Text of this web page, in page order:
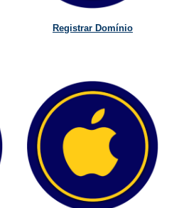
Registrar Domínio